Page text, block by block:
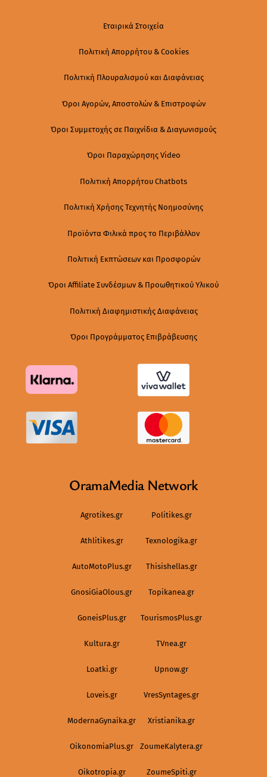
Εταιρικά Στοιχεία
Πολιτική Απορρήτου & Cookies
Πολιτική Πλουραλισμού και Διαφάνειας
Όροι Αγορών, Αποστολών & Επιστροφών
Όροι Συμμετοχής σε Παιχνίδια & Διαγωνισμούς
Όροι Παραχώρησης Video
Πολιτική Απορρήτου Chatbots
Πολιτική Χρήσης Τεχνητής Νοημοσύνης
Προϊόντα Φιλικά προς το Περιβάλλον
Πολιτική Εκπτώσεων και Προσφορών
Όροι Affiliate Συνδέσμων & Προωθητικού Υλικού
Πολιτική Διαφημιστικής Διαφάνειας
Όροι Προγράμματος Επιβράβευσης
OramaMedia Network
Agrotikes.gr Politikes.gr
Athlitikes.gr Texnologika.gr
AutoMotoPlus.gr Thisishellas.gr
GnosiGiaOlous.gr Topikanea.gr
GoneisPlus.gr TourismosPlus.gr
Kultura.gr TVnea.gr
Loatki.gr Upnow.gr
Loveis.gr VresSyntages.gr
ModernaGynaika.gr Xristianika.gr
OikonomiaPlus.gr ZoumeKalytera.gr
Oikotropia.gr ZoumeSpiti.gr